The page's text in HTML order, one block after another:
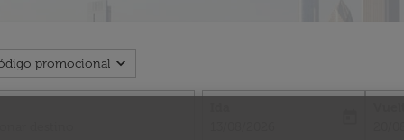
promocional expand_more
fc-